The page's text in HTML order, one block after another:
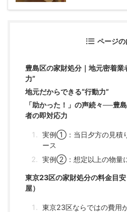
ページ
豊島区の家財処分｜地元密着業
力”
地元だからできる“行動力”
「助かった！」の声続々──豊
者の即対応力
実例①：当日夕方の見積
ース
実例②：想定以上の物量
東京23区の家財処分の料金目
屋）
東京23区ならではの費用